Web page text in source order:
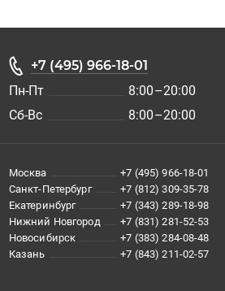
+7 (495) 966-18-01
Пн-Пт
8:00–20:00
Сб-Вс
8:00–20:00
Москва
+7 (495) 966-18-01
Санкт-Петербург
+7 (812) 309-35-78
Екатеринбург
+7 (343) 289-18-98
Нижний Новгород
+7 (831) 281-52-53
Новосибирск
+7 (383) 284-08-48
Казань
+7 (843) 211-02-57